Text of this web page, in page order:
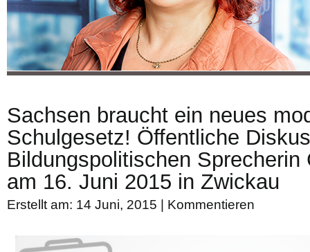
Sachsen braucht ein neues
Schulgesetz! Öffentliche
Bildungspolitischen Sprecherin
am 16. Juni 2015 in Zwickau
Erstellt am: 14 Juni, 2015 | Kommentieren